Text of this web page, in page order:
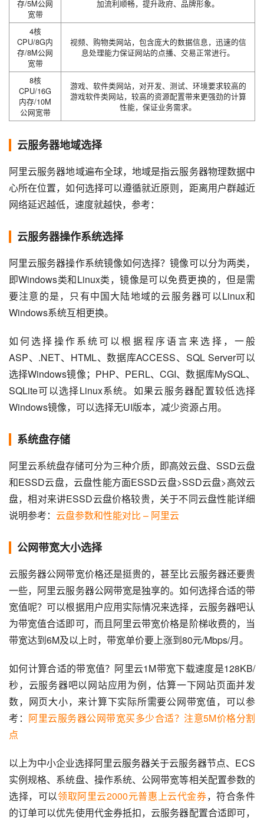
存/5M公网
宽带
加流利顺畅，提升政府、品牌形象。
4核
CPU/8G内
存/8M公网
宽带
视频、购物类网站，包含庞大的数据信息，迅速的信
息处理能力保证网站的点播、交易正常进行。
8核
CPU/16G
内存/10M
公网宽带
游戏、软件类网站，对开发、测试、环境要求较高的
游戏软件类网站，较高的资源配置带来更强劲的计算
性能，保证业务需求。
云服务器地域选择
阿里云服务器地域遍布全球，地域是指云服务器物理数据中
心所在位置，如何选择可以遵循就近原则，距离用户群越近
网络延迟越低，速度就越快，参考：
云服务器操作系统选择
阿里云服务器操作系统镜像如何选择？镜像可以分为两类，
即Windows类和Linux类，镜像是可以免费更换的，但是需
要注意的是，只有中国大陆地域的云服务器可以Linux和
Windows系统互相更换。
如何选择操作系统可以根据程序语言来选择，一般
ASP、.NET、HTML、数据库ACCESS、SQL Server可以
选择Windows镜像；PHP、PERL、CGI、数据库MySQL、
SQLite可以选择Linux系统。如果云服务器配置较低选择
Windows镜像，可以选择无UI版本，减少资源占用。
系统盘存储
阿里云系统盘存储可分为三种介质，即高效云盘、SSD云盘
和ESSD云盘，云盘性能方面ESSD云盘>SSD云盘>高效云
盘，相对来讲ESSD云盘价格较贵，关于不同云盘性能详细
说明参考： 云盘参数和性能对比 – 阿里云
公网带宽大小选择
云服务器公网带宽价格还是挺贵的，甚至比云服务器还要贵
一些，阿里云服务器公网带宽是独享的。如何选择合适的带
宽值呢？可以根据用户应用实际情况来选择，云服务器吧认
为带宽值合适即可，而且阿里云带宽价格是阶梯收费的，当
带宽达到6M及以上时，带宽单价要上涨到80元/Mbps/月。
如何计算合适的带宽值？阿里云1M带宽下载速度是128KB/
秒，云服务器吧以网站应用为例，估算一下网站页面并发
数，网页大小，来计算下实际所需要公网带宽值，可以参
考： 阿里云服务器公网带宽买多少合适？注意5M价格分割
点
以上为中小企业选择阿里云服务器关于云服务器节点、ECS
实例规格、系统盘、操作系统、公网带宽等相关配置参数的
选择，可以领取阿里云2000元普惠上云代金券，符合条件
的订单可以优先使用代金券抵扣，云服务器配置合适即可，